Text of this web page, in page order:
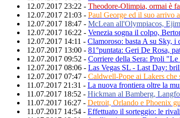
12.07.2017 23:22 - Theodore-Olimpia, ormai è
12.07.2017 21:03 - Paul George ed il suo arrivo
12.07.2017 18:47 - McLean all'Olympiacos,
12.07.2017 16:22 - Venezia sogna il colpo,
12.07.2017 14:11 - Clamoroso: basta A su Sky,
12.07.2017 13:00 - 81°puntata: Geri De Rosa,
12.07.2017 09:52 - Corriere della Sera: Proli
12.07.2017 08:06 - Las Vegas SL - Last Day:
12.07.2017 07:47 - Caldwell-Pope ai Lakers che
11.07.2017 21:31 - La nuova frontiera oltre la
11.07.2017 18:52 - Hickman al Bamberg,
11.07.2017 16:27 - Detroit, Orlando e Phoenix
11.07.2017 14:54 - Effettuato il sorteggio: le